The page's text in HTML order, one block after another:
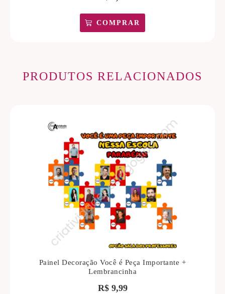
COMPRAR
PRODUTOS RELACIONADOS
Painel Decoração Você é Peça Importante +
Lembrancinha
R$9,99